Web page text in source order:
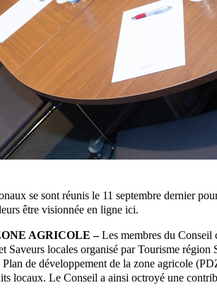
se sont réunis le 11 septembre dernier
être visionnée en ligne ici.
AGRICOLE –Les membres du Conseil
Saveurs locales organisé par Tourisme
de développement de la zone agricole
locaux. Le Conseil a ainsi octroyé une